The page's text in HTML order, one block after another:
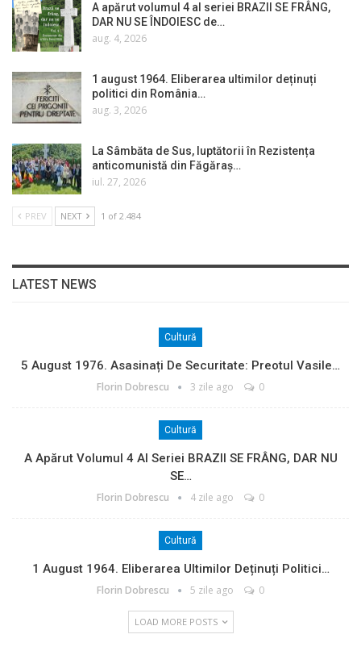
A apărut volumul 4 al seriei BRAZII SE FRÂNG,
DAR NU SE ÎNDOIESC de…
aug. 4, 2026
1 august 1964. Eliberarea ultimilor deținuți
politici din România…
aug. 3, 2026
La Sâmbăta de Sus, luptătorii în Rezistența
anticomunistă din Făgăraș…
iul. 27, 2026
PREV NEXT 1 of 2.484
LATEST NEWS
Cultură
5 August 1976. Asasinați De Securitate: Preotul Vasile…
Florin Dobrescu 3 zile ago 0
Cultură
A Apărut Volumul 4 Al Seriei BRAZII SE FRÂNG, DAR NU
SE…
Florin Dobrescu 4 zile ago 0
Cultură
1 August 1964. Eliberarea Ultimilor Deținuți Politici…
Florin Dobrescu 5 zile ago 0
LOAD MORE POSTS